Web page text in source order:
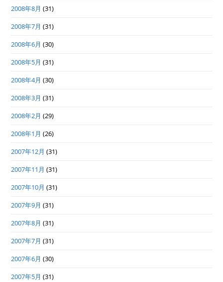
2008年8月 (31)
2008年7月 (31)
2008年6月 (30)
2008年5月 (31)
2008年4月 (30)
2008年3月 (31)
2008年2月 (29)
2008年1月 (26)
2007年12月 (31)
2007年11月 (31)
2007年10月 (31)
2007年9月 (31)
2007年8月 (31)
2007年7月 (31)
2007年6月 (30)
2007年5月 (31)